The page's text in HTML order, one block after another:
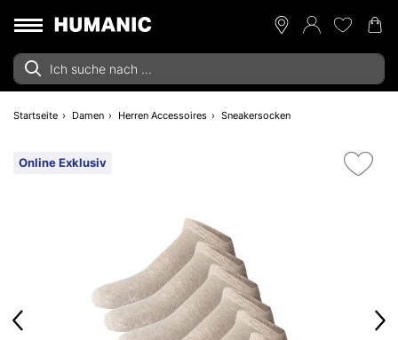
Startseite Damen Herren Accessoires Sneakersocken
Online Exklusiv